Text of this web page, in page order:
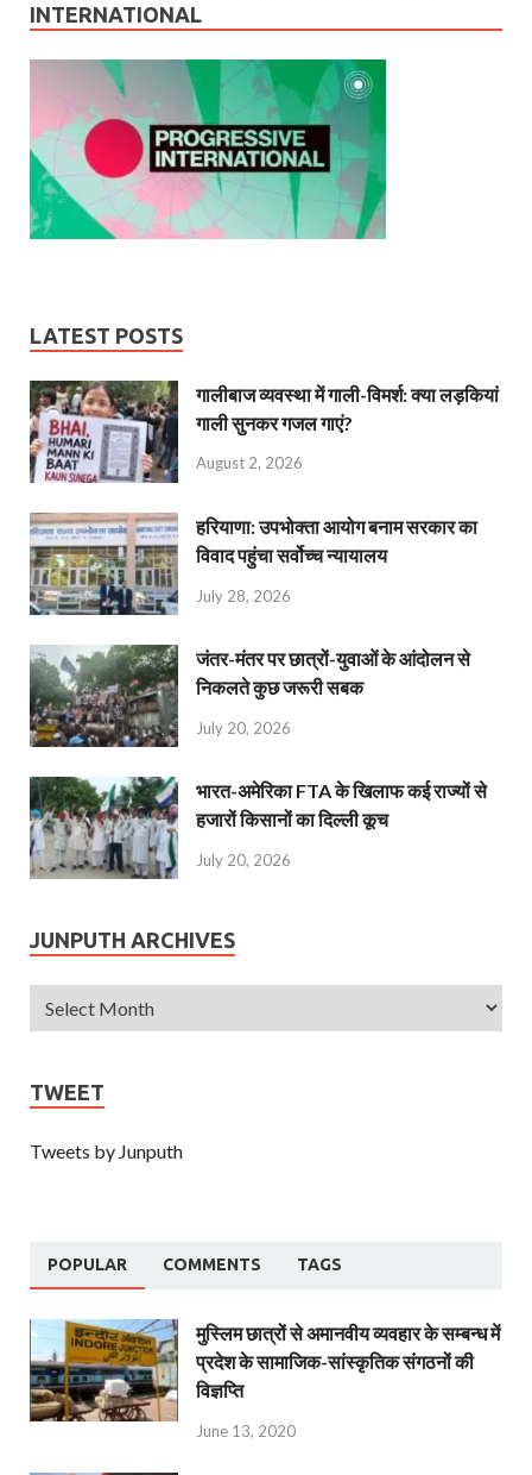
INTERNATIONAL
LATEST POSTS
गालीबाज व्‍यवस्‍था में गाली-विमर्श: क्या लड़कियां
गाली सुनकर गजल गाएं?
August 2, 2026
हरियाणा: उपभोक्ता आयोग बनाम सरकार का
विवाद पहुंचा सर्वोच्च न्यायालय
July 28, 2026
जंतर-मंतर पर छात्रों-युवाओं के आंदोलन से
निकलते कुछ जरूरी सबक
July 20, 2026
भारत-अमेरिका FTA के खिलाफ कई राज्यों से
हजारों किसानों का दिल्ली कूच
July 20, 2026
JUNPUTH ARCHIVES
TWEET
Tweets by Junputh
POPULAR COMMENTS TAGS
मुस्लिम छात्रों से अमानवीय व्यवहार के सम्बन्ध में
प्रदेश के सामाजिक-सांस्कृतिक संगठनों की
विज्ञप्ति
June 13, 2020